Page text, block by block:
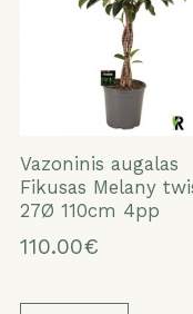
Vazoninis augalas
Fikusas Melany
27Ø 110cm 4pp
110.00€